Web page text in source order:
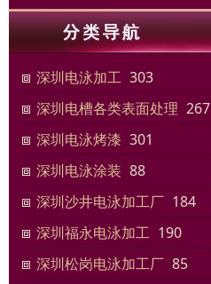
深圳电泳加工 303
深圳电槽各类表面处理 267
深圳电泳烤漆 301
深圳电泳涂装 88
深圳沙井电泳加工厂 184
深圳福永电泳加工 190
深圳松岗电泳加工厂 85